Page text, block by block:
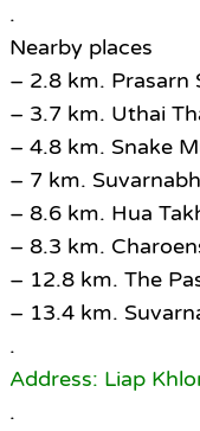
.
Nearby places
– 2.8 km. Prasarn
– 3.7 km. Uthai
– 4.8 km. Snake
– 7 km.
– 8.6 km. Hua
– 8.3 km.
– 12.8 km. The
– 13.4 km.
.
Address: Liap
.